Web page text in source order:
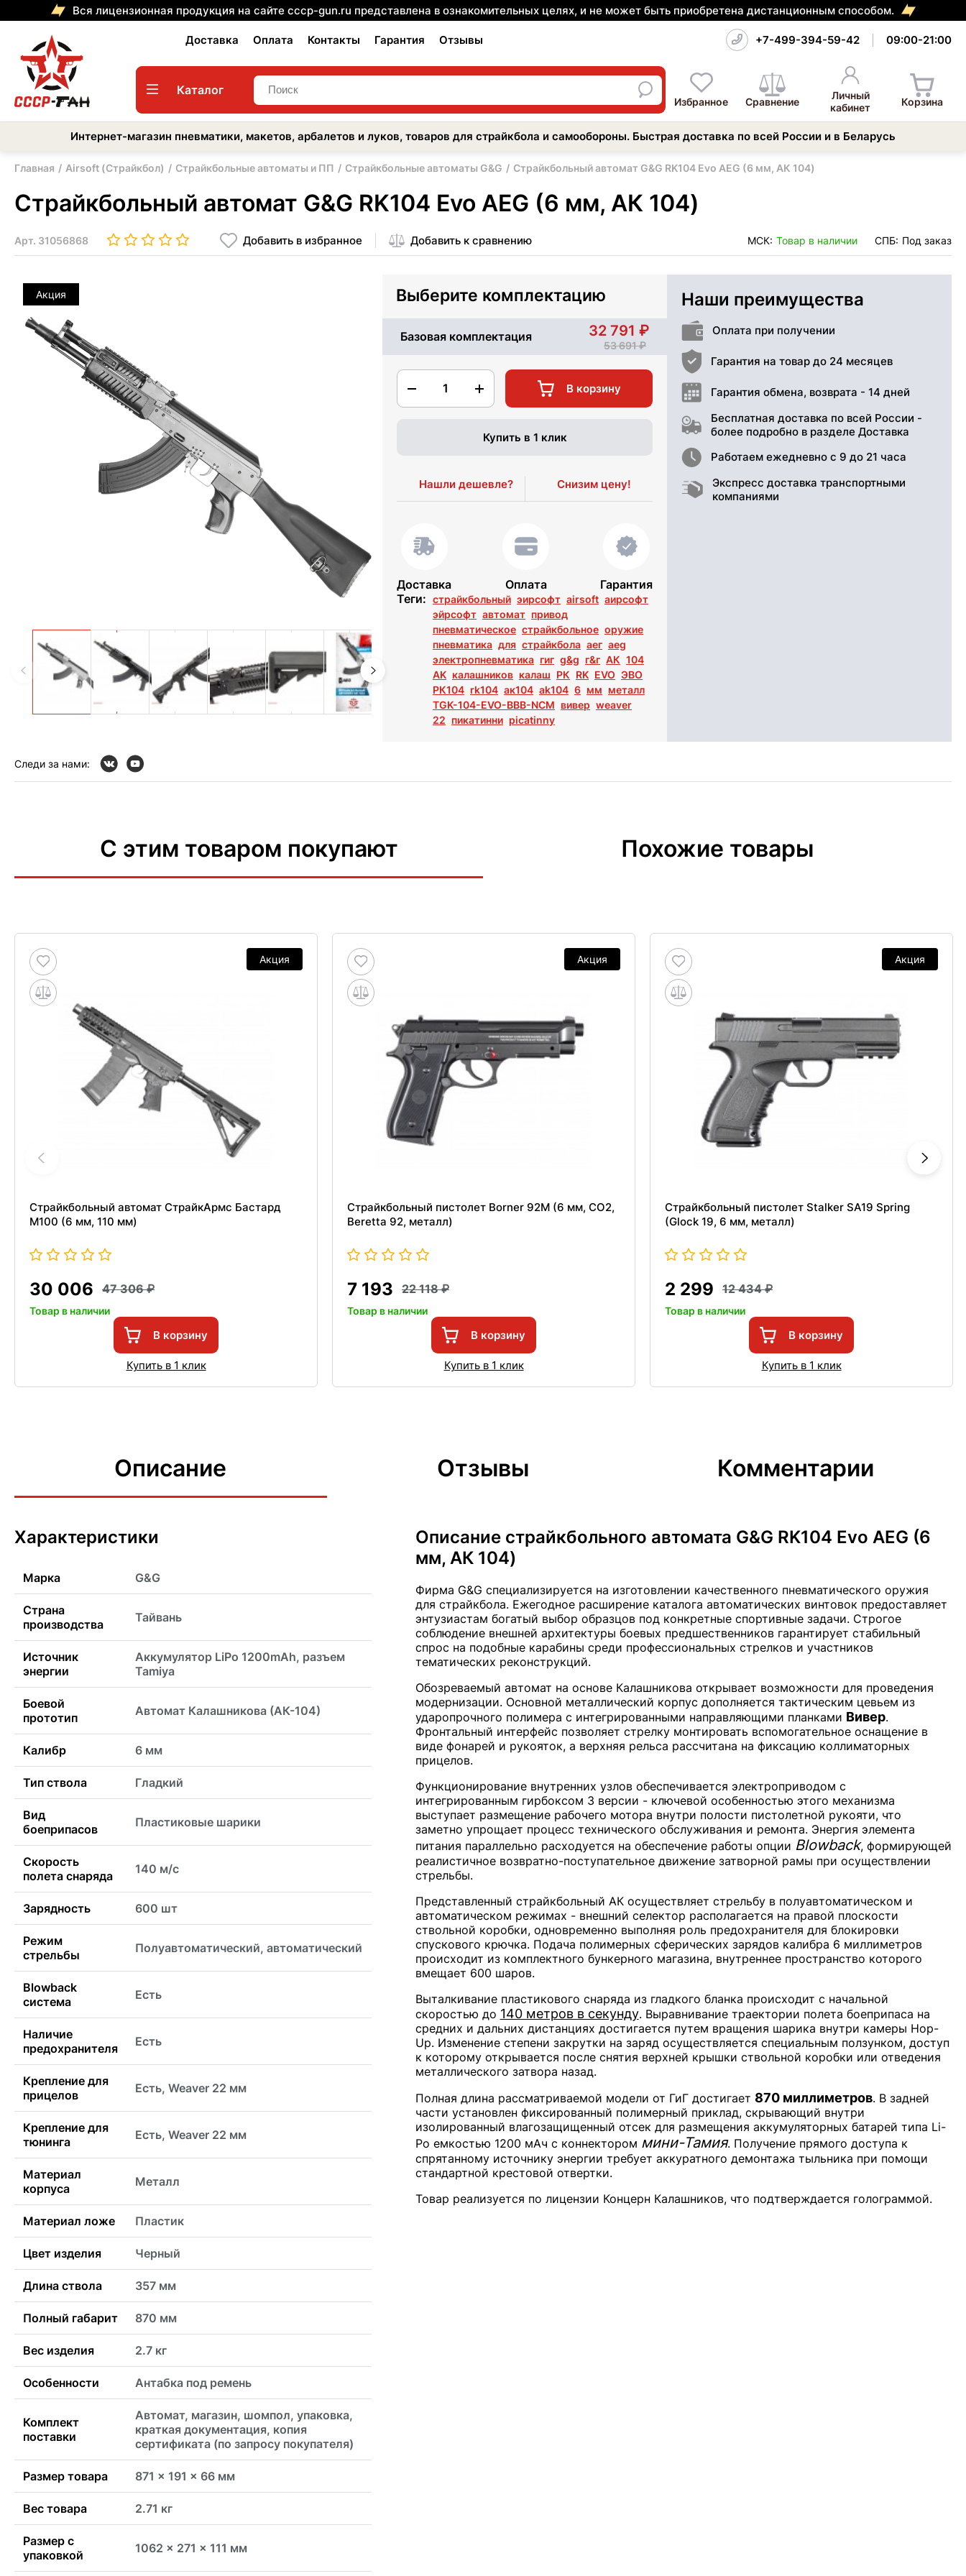
Вся лицензионная продукция на сайте cccp-gun.ru представлена в ознакомительных целях, и не может быть приобретена дистанционным способом.
Доставка Оплата Контакты Гарантия Отзывы +7-499-394-59-42 09:00-21:00
Каталог
Избранное Сравнение
Личный
кабинет
Корзина
Интернет-магазин пневматики, макетов, арбалетов и луков, товаров для страйкбола и самообороны. Быстрая доставка по всей России и в Беларусь
Главная Airsoft (Страйкбол) Страйкбольные автоматы и ПП Страйкбольные автоматы G&G Страйкбольный автомат G&G RK104 Evo AEG (6 мм, АК 104)
Страйкбольный автомат G&G RK104 Evo AEG (6 мм, АК 104)
Арт. 31056868 Добавить в избранное Добавить к сравнению МСК: Товар в наличии СПБ: Под заказ
Акция Выберите комплектацию
Базовая комплектация 32 791
53 691
1 В корзину
Купить в 1 клик
Нашли дешевле? Снизим цену!
Доставка Оплата
Гарантия
Теги: страйкбольный эирсофт airsoft аирсофт
эйрсофт автомат привод
пневматическое страйкбольное оружие
пневматика для страйкбола аег aeg
электропневматика гиг g&g г&г АК 104
AK калашников калаш РК RK EVO ЭВО
РК104 rk104 ак104 ak104 6 мм металл
TGK-104-EVO-BBB-NCM вивер weaver
22 пикатинни picatinny
Наши преимущества
Оплата при получении
Гарантия на товар до 24 месяцев
Гарантия обмена, возврата - 14 дней
Бесплатная доставка по всей России -
более подробно в разделе Доставка
Работаем ежедневно с 9 до 21 часа
Экспресс доставка транспортными
компаниями
Следи за нами:
С этим товаром покупают Похожие товары
Акция
Страйкбольный автомат СтрайкАрмс Бастард
M100 (6 мм, 110 мм)
30 006 47 306
Товар в наличии
В корзину
Купить в 1 клик
Акция
Страйкбольный пистолет Borner 92M (6 мм, CO2,
Beretta 92, металл)
7 193 22 118
Товар в наличии
В корзину
Купить в 1 клик
Акция
Страйкбольный пистолет Stalker SA19 Spring
(Glock 19, 6 мм, металл)
2 299 12 434
Товар в наличии
В корзину
Купить в 1 клик
Описание Отзывы Комментарии
Характеристики
Марка G&G
Страна
производства
Тайвань
Источник
энергии
Аккумулятор LiPo 1200mAh, разъем
Tamiya
Боевой
прототип
Автомат Калашникова (АК-104)
Калибр 6 мм
Тип ствола Гладкий
Вид
боеприпасов
Пластиковые шарики
Скорость
полета снаряда
140 м/с
Зарядность 600 шт
Режим
стрельбы
Полуавтоматический, автоматический
Blowback
система
Есть
Наличие
предохранителя
Есть
Крепление для
прицелов
Есть, Weaver 22 мм
Крепление для
тюнинга
Есть, Weaver 22 мм
Материал
корпуса
Металл
Материал ложе Пластик
Цвет изделия Черный
Длина ствола 357 мм
Полный габарит 870 мм
Вес изделия 2.7 кг
Особенности Антабка под ремень
Комплект
поставки
Автомат, магазин, шомпол, упаковка,
краткая документация, копия
сертификата (по запросу покупателя)
Размер товара 871 x 191 x 66 мм
Вес товара 2.71 кг
Размер с
упаковкой
1062 x 271 x 111 мм
Описание страйкбольного автомата G&G RK104 Evo AEG (6
мм, АК 104)
Фирма G&G специализируется на изготовлении качественного пневматического оружия
для страйкбола. Ежегодное расширение каталога автоматических винтовок предоставляет
энтузиастам богатый выбор образцов под конкретные спортивные задачи. Строгое
соблюдение внешней архитектуры боевых предшественников гарантирует стабильный
спрос на подобные карабины среди профессиональных стрелков и участников
тематических реконструкций.
Обозреваемый автомат на основе Калашникова открывает возможности для проведения
модернизации. Основной металлический корпус дополняется тактическим цевьем из
ударопрочного полимера с интегрированными направляющими планками Вивер.
Фронтальный интерфейс позволяет стрелку монтировать вспомогательное оснащение в
виде фонарей и рукояток, а верхняя рельса рассчитана на фиксацию коллиматорных
прицелов.
Функционирование внутренних узлов обеспечивается электроприводом с
интегрированным гирбоксом 3 версии - ключевой особенностью этого механизма
выступает размещение рабочего мотора внутри полости пистолетной рукояти, что
заметно упрощает процесс технического обслуживания и ремонта. Энергия элемента
питания параллельно расходуется на обеспечение работы опции Blowback, формирующей
реалистичное возвратно-поступательное движение затворной рамы при осуществлении
стрельбы.
Представленный страйкбольный АК осуществляет стрельбу в полуавтоматическом и
автоматическом режимах - внешний селектор располагается на правой плоскости
ствольной коробки, одновременно выполняя роль предохранителя для блокировки
спускового крючка. Подача полимерных сферических зарядов калибра 6 миллиметров
происходит из комплектного бункерного магазина, внутреннее пространство которого
вмещает 600 шаров.
Выталкивание пластикового снаряда из гладкого бланка происходит с начальной
скоростью до 140 метров в секунду. Выравнивание траектории полета боеприпаса на
средних и дальних дистанциях достигается путем вращения шарика внутри камеры Hop-
Up. Изменение степени закрутки на заряд осуществляется специальным ползунком, доступ
к которому открывается после снятия верхней крышки ствольной коробки или отведения
металлического затвора назад.
Полная длина рассматриваемой модели от ГиГ достигает 870 миллиметров. В задней
части установлен фиксированный полимерный приклад, скрывающий внутри
изолированный влагозащищенный отсек для размещения аккумуляторных батарей типа Li-
Po емкостью 1200 мАч с коннектором мини-Тамия. Получение прямого доступа к
спрятанному источнику энергии требует аккуратного демонтажа тыльника при помощи
стандартной крестовой отвертки.
Товар реализуется по лицензии Концерн Калашников, что подтверждается голограммой.